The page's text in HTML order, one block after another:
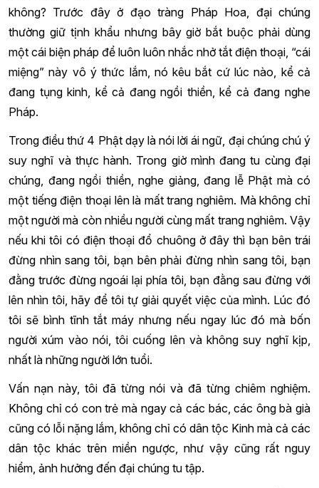
không? Trước đây ở đạo tràng Pháp Hoa, đại chúng
thường giữ tịnh khẩu nhưng bây giờ bắt buộc phải dùng
một cái biện pháp để luôn luôn nhắc nhở tắt điện thoại, “cái
miệng” này vô ý thức lắm, nó kêu bắt cứ lúc nào, kể cả
đang tụng kinh, kể cả đang ngồi thiền, kể cả đang nghe
Pháp.
Trong điều thứ 4 Phật dạy là nói lời ái ngữ, đại chúng chú ý
suy nghĩ và thực hành. Trong giờ mình đang tu cùng đại
chúng, đang ngồi thiền, nghe giảng, đang lễ Phật mà có
một tiếng điện thoại lên là mất trang nghiêm. Mà không chỉ
một người mà còn nhiều người cùng mất trang nghiêm. Vậy
nếu khi tôi có điện thoại đổ chuông ở đây thì bạn bên trái
đừng nhìn sang tôi, bạn bên phải đừng nhìn sang tôi, bạn
đằng trước đừng ngoái lại phía tôi, bạn đằng sau đừng với
lên nhìn tôi, hãy để tôi tự giải quyết việc của mình. Lúc đó
tôi sẽ bình tĩnh tắt máy nhưng nếu ngay lúc đó mà bốn
người xúm vào nói, tôi cuống lên và không suy nghĩ kịp,
nhất là những người lớn tuổi.
Vấn nạn này, tôi đã từng nói và đã từng chiêm nghiệm.
Không chỉ có con trẻ mà ngay cả các bác, các ông bà già
cũng có lỗi nặng lắm, không chỉ có dân tộc Kinh mà cả các
dân tộc khác trên miền ngược, như vậy cũng rất nguy
hiểm, ảnh hưởng đến đại chúng tu tập.